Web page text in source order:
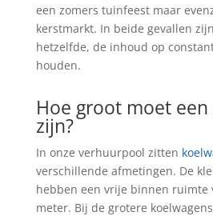
een zomers tuinfeest maar
kerstmarkt. In beide gevallen
hetzelfde, de inhoud op
houden.
Hoe groot moet
zijn?
In onze verhuurpool zitten
verschillende afmetingen. De
hebben een vrije binnen ruimte
meter. Bij de grotere